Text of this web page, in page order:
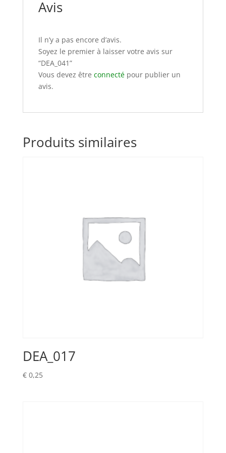
Avis
Il n’y a pas encore d’avis.
Soyez le premier à laisser votre avis sur
“DEA_041”
Vous devez être connectépour publier un
avis.
Produits similaires
DEA_017
€0,25